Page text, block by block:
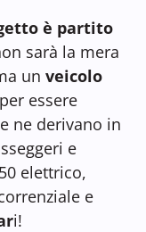
è partito
sarà la mera
un veicolo
essere
ne derivano in
e
elettrico,
e
i!